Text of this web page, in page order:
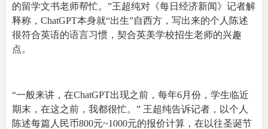
的留学文书老师帮忙。”王超纯对《每日经济新闻》记者解
释称，ChatGPT本身就“出生”自西方，写出来的个人陈述
很符合英语的语言习惯，契合英美学校招生老师的兴趣
点。
“一般来讲，在ChatGPT出现之前，每年6月份，学生临近
期末，在这之前，我都很忙。” 王超纯告诉记者，以个人
陈述每篇人民币800元~1000元的报价计算，在以往圣诞节